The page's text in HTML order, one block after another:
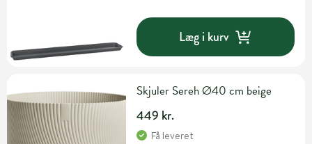
Læg i kurv
Skjuler Sereh Ø40 cm beige
449 kr.
Få leveret